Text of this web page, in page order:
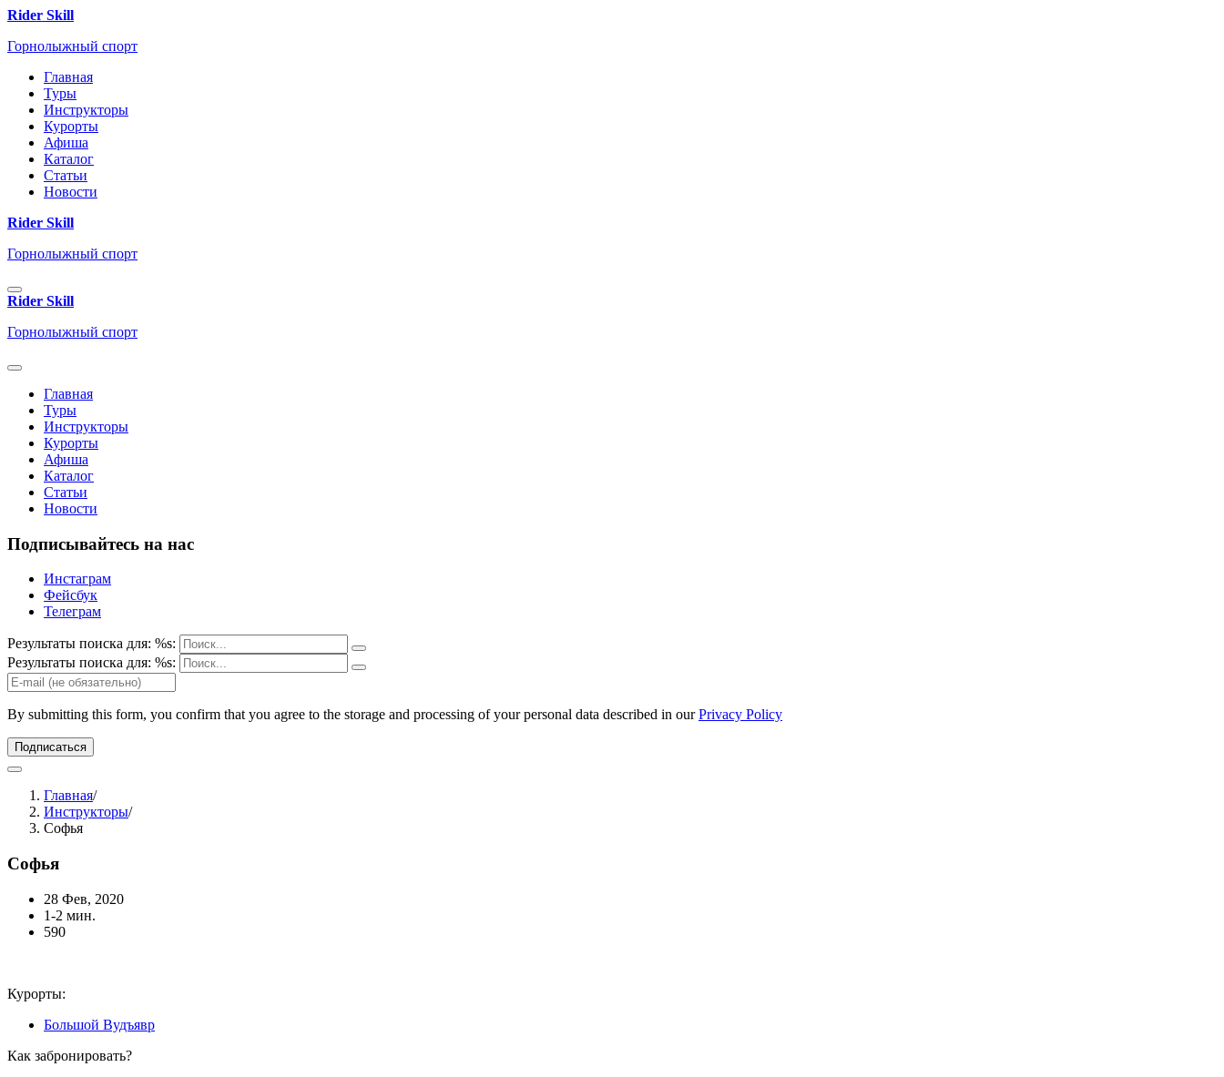
Rider Skill
Горнолыжный спорт
Главная
Туры
Инструкторы
Курорты
Афиша
Каталог
Статьи
Новости
Rider Skill
Горнолыжный спорт
Rider Skill
Горнолыжный спорт
Главная
Туры
Инструкторы
Курорты
Афиша
Каталог
Статьи
Новости
Подписывайтесь на нас
Инстаграм
Фейсбук
Телеграм
Результаты поиска для: %s:
Результаты поиска для: %s:
By submitting this form, you confirm that you agree to the storage and processing of your personal data described in ourPrivacy Policy
Подписаться
Главная/
Инструкторы/
Софья
Софья
28 Фев, 2020
1-2 мин.
590
Курорты:
Большой Вудъявр
Как забронировать?